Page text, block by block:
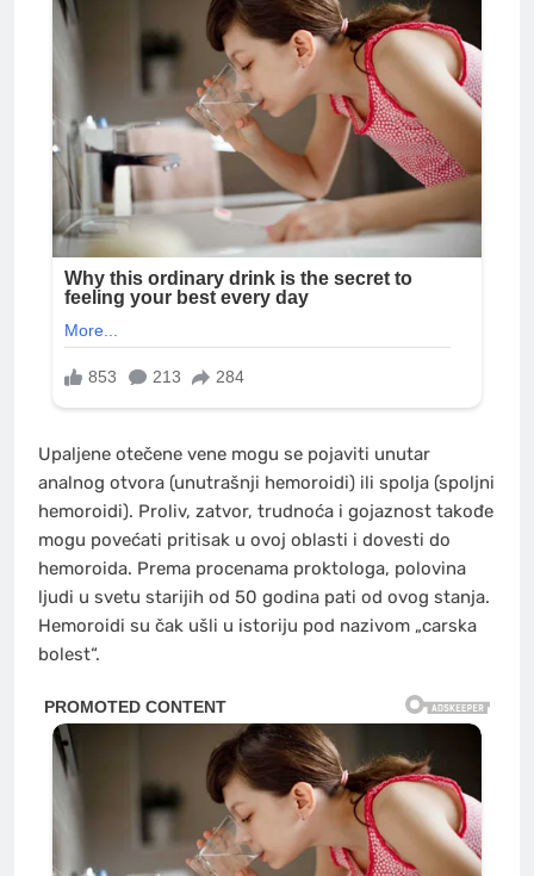
Upaljene otečene vene mogu se pojaviti unutar
analnog otvora (unutrašnji hemoroidi) ili spolja (spoljni
hemoroidi). Proliv, zatvor, trudnoća i gojaznost takođe
mogu povećati pritisak u ovoj oblasti i dovesti do
hemoroida. Prema procenama proktologa, polovina
ljudi u svetu starijih od 50 godina pati od ovog stanja.
Hemoroidi su čak ušli u istoriju pod nazivom „carska
bolest“.